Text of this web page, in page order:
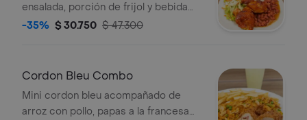
ensalada, porción de frijol y bebida
400 ml a elección.
-35% $ 30.750 $ 47.300
Cordon Bleu Combo
Mini cordon bleu acompañado de
arroz con pollo, papas a la francesa